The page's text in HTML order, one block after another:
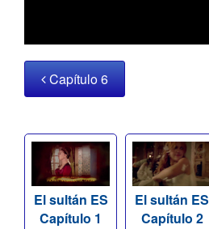
Capítulo 6
El sultán ES
Capítulo 1
El sultán ES
Capítulo 2